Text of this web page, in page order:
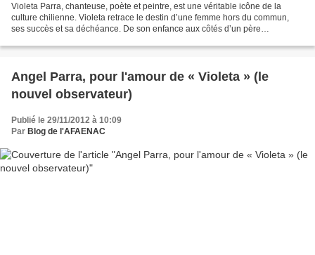
Violeta Parra, chanteuse, poète et peintre, est une véritable icône de la
culture chilienne. Violeta retrace le destin d’une femme hors du commun,
ses succès et sa déchéance. De son enfance aux côtés d’un père
Angel Parra, pour l'amour de « Violeta » (le
nouvel observateur)
Publié le 29/11/2012 à 10:09
Par Blog de l'AFAENAC